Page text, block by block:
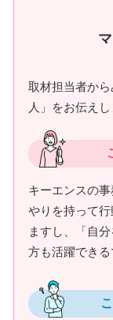
取材担当者か
人」をお伝えし
キーエンスの
やりを持って
ますし、「自
方も活躍できる